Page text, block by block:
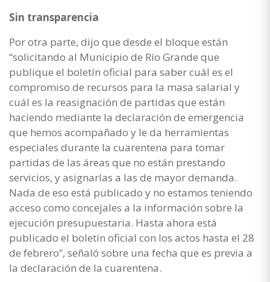
Sin transparencia
Por otra parte, dijo que desde el bloque están
“solicitando al Municipio de Río Grande que
publique el boletín oficial para saber cuál es el
compromiso de recursos para la masa salarial y
cuál es la reasignación de partidas que están
haciendo mediante la declaración de emergencia
que hemos acompañado y le da herramientas
especiales durante la cuarentena para tomar
partidas de las áreas que no están prestando
servicios, y asignarlas a las de mayor demanda.
Nada de eso está publicado y no estamos teniendo
acceso como concejales a la información sobre la
ejecución presupuestaria. Hasta ahora está
publicado el boletín oficial con los actos hasta el 28
de febrero”, señaló sobre una fecha que es previa a
la declaración de la cuarentena.